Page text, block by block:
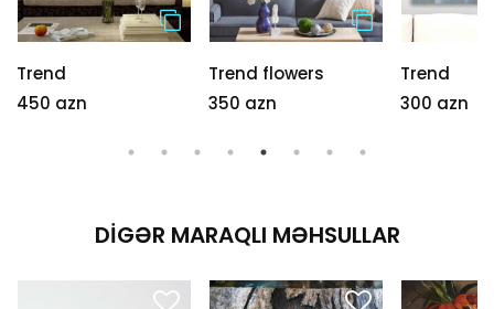
Trend
450 azn
Trend flowers
350 azn
Trend
300 azn
DIGƏR MARAQLI MƏHSULLAR